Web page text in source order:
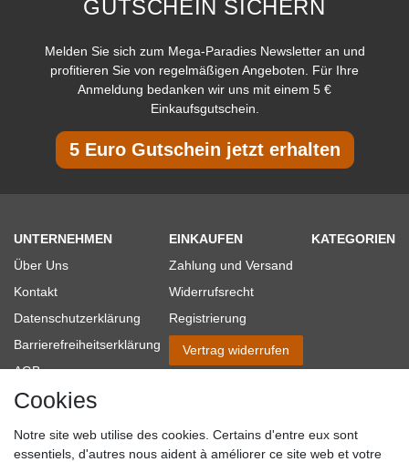
GUTSCHEIN SICHERN
Melden Sie sich zum Mega-Paradies Newsletter an und
profitieren Sie von regelmäßigen Angeboten. Für Ihre
Anmeldung bedanken wir uns mit einem 5 €
Einkaufsgutschein.
5 Euro Gutschein jetzt erhalten
UNTERNEHMEN
Über Uns
Kontakt
Datenschutzerklärung
Barrierefreiheitserklärung
AGB
Impressum
Blog
EINKAUFEN
Zahlung und Versand
Widerrufsrecht
Registrierung
Vertrag widerrufen
KATEGORIEN
Cookies
Notre site web utilise des cookies. Certains d'entre eux sont
essentiels, d'autres nous aident à améliorer ce site web et votre